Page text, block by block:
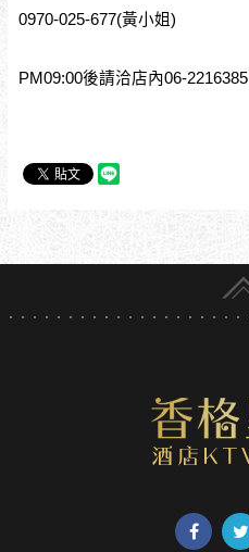
0970-025-677(黃小姐)
PM09:00後請洽店內06-2216385